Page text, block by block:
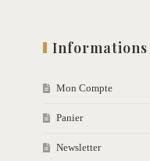
Informations
Mon Compte
Panier
Newsletter